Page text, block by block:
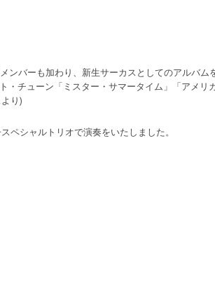
ンバーも加わり、新生サーカスとしてのアルバ
・チューン「ミスター・サマータイム」「アメ
り)
ペシャルトリオで演奏をいたしました。